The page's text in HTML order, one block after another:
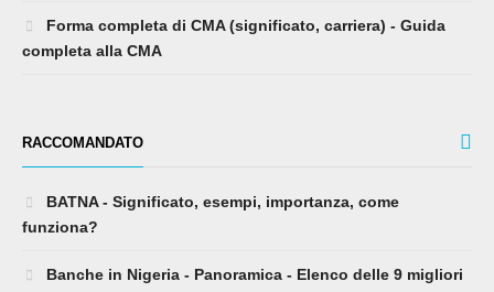
Forma completa di CMA (significato, carriera) - Guida
completa alla CMA
RACCOMANDATO
BATNA - Significato, esempi, importanza, come
funziona?
Banche in Nigeria - Panoramica - Elenco delle 9 migliori